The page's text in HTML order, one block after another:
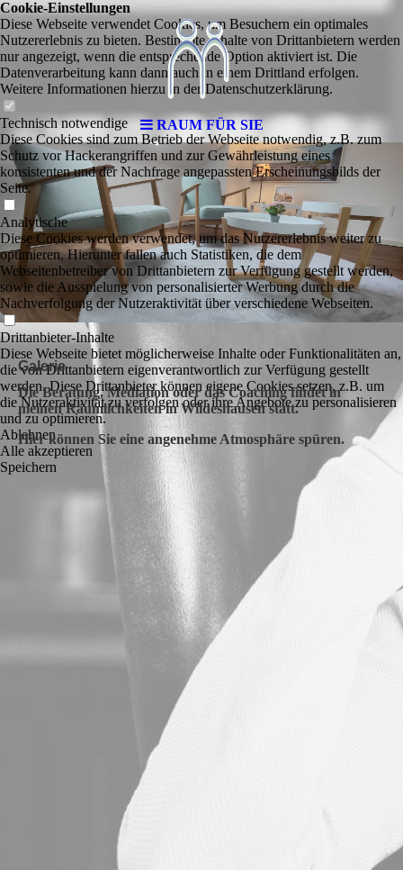
RAUM FÜR SIE
Galerie
Die Beratung, Mediation oder das Coaching findet in
meinen Räumlichkeiten in Wildeshausen statt.
Hier können Sie eine angenehme Atmosphäre spüren.
Cookie-Einstellungen
Diese Webseite verwendet Cookies, um Besuchern ein optimales
Nutzererlebnis zu bieten. Bestimmte Inhalte von Drittanbietern werden
nur angezeigt, wenn die entsprechende Option aktiviert ist. Die
Datenverarbeitung kann dann auch in einem Drittland erfolgen.
Weitere Informationen hierzu in der Datenschutzerklärung.
Technisch notwendige
Diese Cookies sind zum Betrieb der Webseite notwendig, z.B. zum
Schutz vor Hackerangriffen und zur Gewährleistung eines
konsistenten und der Nachfrage angepassten Erscheinungsbilds der
Seite.
Analytische
Diese Cookies werden verwendet, um das Nutzererlebnis weiter zu
optimieren. Hierunter fallen auch Statistiken, die dem
Webseitenbetreiber von Drittanbietern zur Verfügung gestellt werden,
sowie die Ausspielung von personalisierter Werbung durch die
Nachverfolgung der Nutzeraktivität über verschiedene Webseiten.
Drittanbieter-Inhalte
Diese Webseite bietet möglicherweise Inhalte oder Funktionalitäten an,
die von Drittanbietern eigenverantwortlich zur Verfügung gestellt
werden. Diese Drittanbieter können eigene Cookies setzen, z.B. um
die Nutzeraktivität zu verfolgen oder ihre Angebote zu personalisieren
und zu optimieren.
Ablehnen
Alle akzeptieren
Speichern